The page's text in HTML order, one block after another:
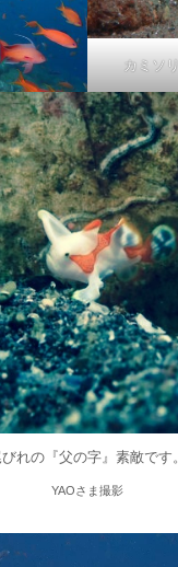
カミソ
びれの『父の字』素敵です。
YAOさま撮影